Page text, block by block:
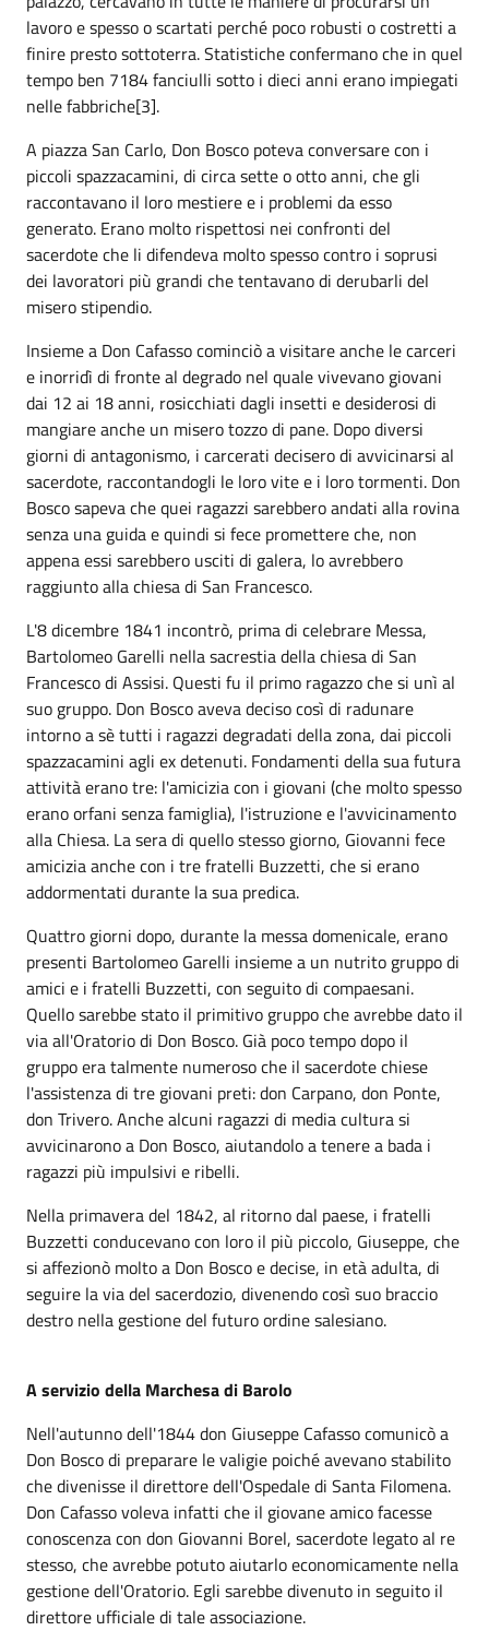
lavoro e spesso o scartati perché poco robusti o costretti a
finire presto sottoterra. Statistiche confermano che in quel
tempo ben 7184 fanciulli sotto i dieci anni erano impiegati
nelle fabbriche[3].
A piazza San Carlo, Don Bosco poteva conversare con i
piccoli spazzacamini, di circa sette o otto anni, che gli
raccontavano il loro mestiere e i problemi da esso
generato. Erano molto rispettosi nei confronti del
sacerdote che li difendeva molto spesso contro i soprusi
dei lavoratori più grandi che tentavano di derubarli del
misero stipendio.
Insieme a Don Cafasso cominciò a visitare anche le carceri
e inorridì di fronte al degrado nel quale vivevano giovani
dai 12 ai 18 anni, rosicchiati dagli insetti e desiderosi di
mangiare anche un misero tozzo di pane. Dopo diversi
giorni di antagonismo, i carcerati decisero di avvicinarsi al
sacerdote, raccontandogli le loro vite e i loro tormenti. Don
Bosco sapeva che quei ragazzi sarebbero andati alla rovina
senza una guida e quindi si fece promettere che, non
appena essi sarebbero usciti di galera, lo avrebbero
raggiunto alla chiesa di San Francesco.
L'8 dicembre 1841 incontrò, prima di celebrare Messa,
Bartolomeo Garelli nella sacrestia della chiesa di San
Francesco di Assisi. Questi fu il primo ragazzo che si unì al
suo gruppo. Don Bosco aveva deciso così di radunare
intorno a sè tutti i ragazzi degradati della zona, dai piccoli
spazzacamini agli ex detenuti. Fondamenti della sua futura
attività erano tre: l'amicizia con i giovani (che molto spesso
erano orfani senza famiglia), l'istruzione e l'avvicinamento
alla Chiesa. La sera di quello stesso giorno, Giovanni fece
amicizia anche con i tre fratelli Buzzetti, che si erano
addormentati durante la sua predica.
Quattro giorni dopo, durante la messa domenicale, erano
presenti Bartolomeo Garelli insieme a un nutrito gruppo di
amici e i fratelli Buzzetti, con seguito di compaesani.
Quello sarebbe stato il primitivo gruppo che avrebbe dato il
via all'Oratorio di Don Bosco. Già poco tempo dopo il
gruppo era talmente numeroso che il sacerdote chiese
l'assistenza di tre giovani preti: don Carpano, don Ponte,
don Trivero. Anche alcuni ragazzi di media cultura si
avvicinarono a Don Bosco, aiutandolo a tenere a bada i
ragazzi più impulsivi e ribelli.
Nella primavera del 1842, al ritorno dal paese, i fratelli
Buzzetti conducevano con loro il più piccolo, Giuseppe, che
si affezionò molto a Don Bosco e decise, in età adulta, di
seguire la via del sacerdozio, divenendo così suo braccio
destro nella gestione del futuro ordine salesiano.
A servizio della Marchesa di Barolo
Nell'autunno dell'1844 don Giuseppe Cafasso comunicò a
Don Bosco di preparare le valigie poiché avevano stabilito
che divenisse il direttore dell'Ospedale di Santa Filomena.
Don Cafasso voleva infatti che il giovane amico facesse
conoscenza con don Giovanni Borel, sacerdote legato al re
stesso, che avrebbe potuto aiutarlo economicamente nella
gestione dell'Oratorio. Egli sarebbe divenuto in seguito il
direttore ufficiale di tale associazione.